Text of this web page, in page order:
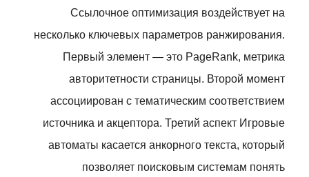
Ссылочное оптимизация воздействует на
несколько ключевых параметров ранжирования.
Первый элемент — это PageRank, метрика
авторитетности страницы. Второй момент
ассоциирован с тематическим соответствием
источника и акцептора. Третий аспект Игровые
автоматы касается анкорного текста, который
позволяет поисковым системам понять